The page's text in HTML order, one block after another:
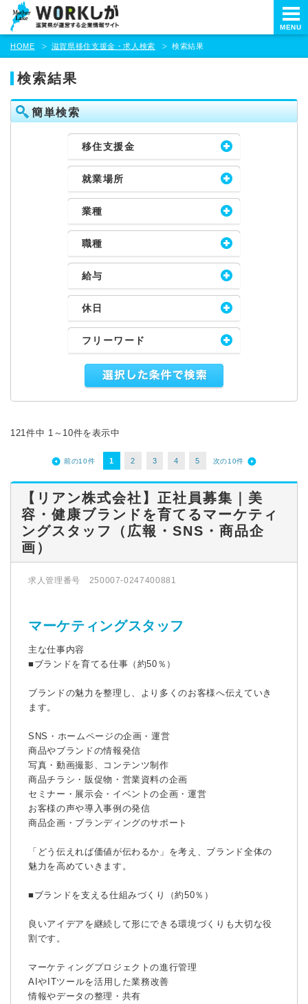
本
文
ま
で
キ
プ
MENU
HOME 滋賀県移住支援金・求人検索 検索結果
検索結果
簡単検索
移住支援金
就業場所
業種
職種
給与
休日
フリーワード
121件中 1～10件を表示中
前の10件 1 2 3 4 5 次の10件
【リアン株式会社】正社員募集｜美
容・健康ブランドを育てるマーケティ
ングスタッフ（広報・SNS・商品企
画）
求人管理番号 250007-0247400881
マーケティングスタッフ
主な仕事内容
■ブランドを育てる仕事（約50％）
ブランドの魅力を整理し、より多くのお客様へ伝えていき
ます。
SNS・ホームページの企画・運営
商品やブランドの情報発信
写真・動画撮影、コンテンツ制作
商品チラシ・販促物・営業資料の企画
セミナー・展示会・イベントの企画・運営
お客様の声や導入事例の発信
商品企画・ブランディングのサポート
「どう伝えれば価値が伝わるか」を考え、ブランド全体の
魅力を高めていきます。
■ブランドを支える仕組みづくり（約50％）
良いアイデアを継続して形にできる環境づくりも大切な役
割です。
マーケティングプロジェクトの進行管理
AIやITツールを活用した業務改善
情報やデータの整理・共有